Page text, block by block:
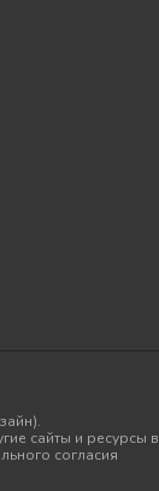
сайты и ресурсы в
согласия